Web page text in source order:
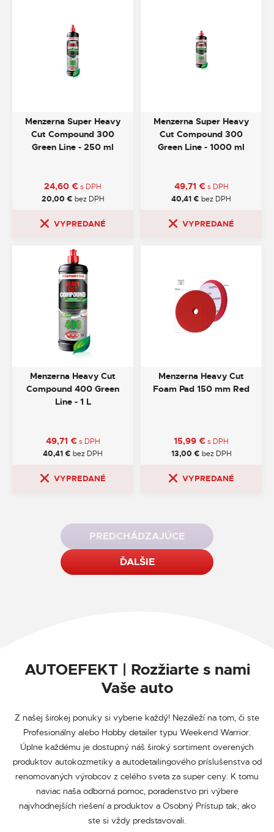
Menzerna Super Heavy
Cut Compound 300
Green Line - 250 ml
24,60 €s DPH
20,00 € bez DPH
VYPREDANÉ
Menzerna Super Heavy
Cut Compound 300
Green Line - 1000 ml
49,71 € s DPH
40,41€ bez DPH
VYPREDANÉ
Menzerna Heavy Cut
Compound 400 Green
Line - 1 L
49,71 € s DPH
40,41€ bez DPH
VYPREDANÉ
Menzerna Heavy Cut
Foam Pad 150 mm Red
15,99 €s DPH
13,00 € bez DPH
VYPREDANÉ
PREDCHÁDZAJÚCE
ĎALŠIE
AUTOEFEKT | Rozžiarte s nami
Vaše auto
Z našej širokej ponuky si vyberie každý! Nezáleží na tom, či ste
Profesionálny alebo Hobby detailer typu Weekend Warrior.
Úplne každému je dostupný náš široký sortiment overených
produktov autokozmetiky a autodetailingového príslušenstva od
renomovaných výrobcov z celého sveta za super ceny. K tomu
naviac naša odborná pomoc, poradenstvo pri výbere
najvhodnejších riešení a produktov a Osobný Prístup tak, ako
ste si vždy predstavovali.